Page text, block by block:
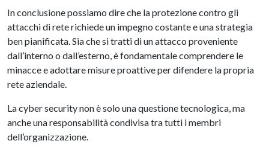
In conclusione possiamo dire che la protezione contro gli
attacchi di rete richiede un impegno costante e una strategia
ben pianificata. Sia che si tratti di un attacco proveniente
dall’interno o dall’esterno, è fondamentale comprendere le
minacce e adottare misure proattive per difendere la propria
rete aziendale.
La cyber security non è solo una questione tecnologica, ma
anche una responsabilità condivisa tra tutti i membri
dell’organizzazione.